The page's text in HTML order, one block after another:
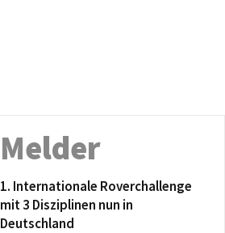
Melder
1. Internationale Roverchallenge
mit 3 Disziplinen nun in
Deutschland